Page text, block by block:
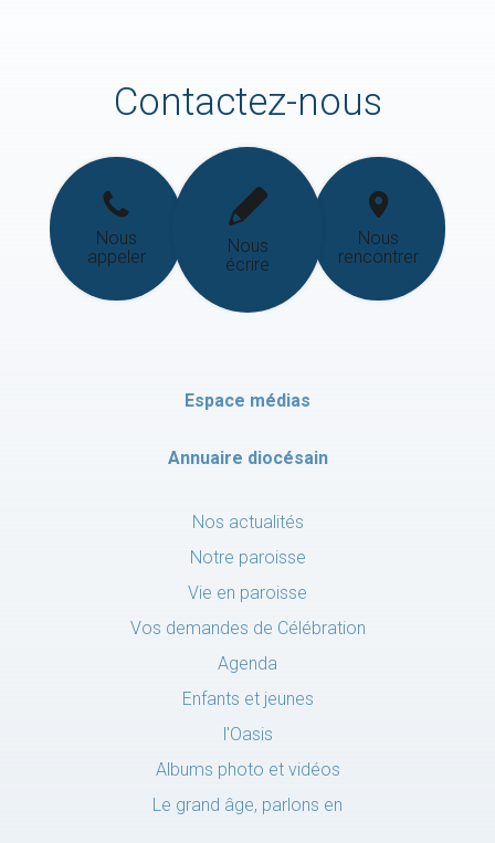
Contactez-nous
Nous
appeler
Nous
écrire
Nous
rencontrer
Espace médias
Annuaire diocésain
Nos actualités
Notre paroisse
Vie en paroisse
Vos demandes de Célébration
Agenda
Enfants et jeunes
l'Oasis
Albums photo et vidéos
Le grand âge, parlons en